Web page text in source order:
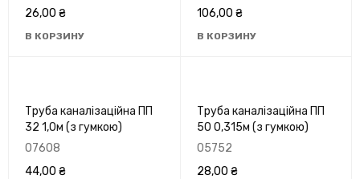
26,00 ₴
В КОРЗИНУ
106,00 ₴
В КОРЗИНУ
Труба каналізаційна ПП
32 1,0м (з гумкою)
07608
44,00 ₴
Труба каналізаційна ПП
50 0,315м (з гумкою)
05752
28,00 ₴